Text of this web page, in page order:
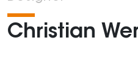
Christian